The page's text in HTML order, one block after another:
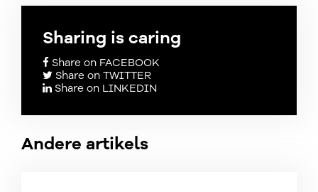
Sharing is caring
Share on FACEBOOK
Share on TWITTER
Share on LINKEDIN
Andere artikels